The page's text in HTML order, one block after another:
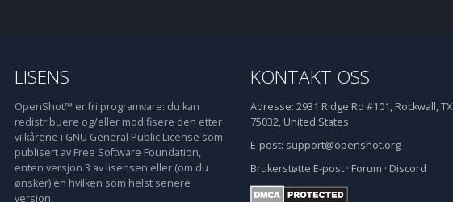
LISENS
OpenShot™ er fri programvare: du kan
redistribuere og/eller modifisere den etter
vilkårene i GNU General Public License som
publisert av Free Software Foundation,
enten versjon 3 av lisensen eller (om du
ønsker) en hvilken som helst senere
versjon.
KONTAKT OSS
Adresse: 2931 Ridge Rd #101, Rockwall, TX
75032, United States
E-post: support@openshot.org
Brukerstøtte E-post · Forum · Discord